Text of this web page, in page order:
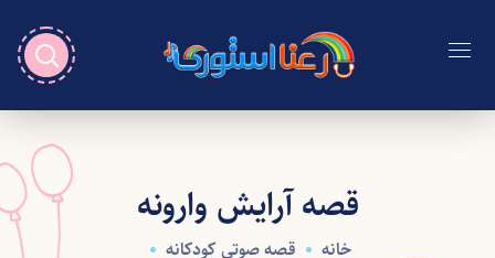
قصه آرایش وارونه
خانه قصه صوتی کودکانه